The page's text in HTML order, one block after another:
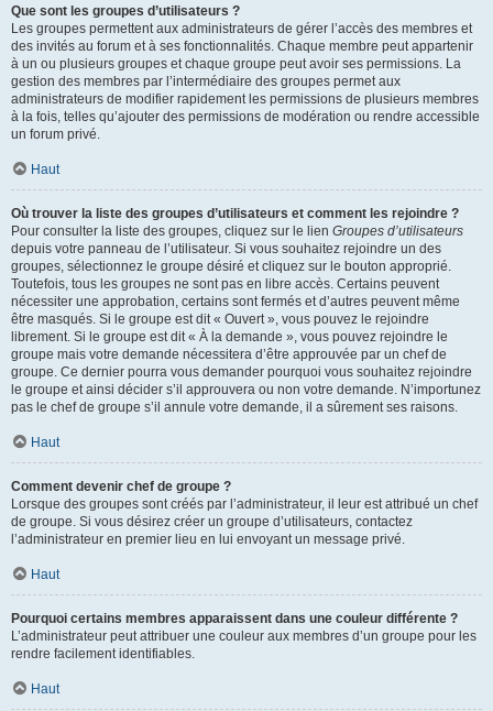
Que sont les groupes d’utilisateurs ?
Les groupes permettent aux administrateurs de gérer l’accès des membres et
des invités au forum et à ses fonctionnalités. Chaque membre peut appartenir
à un ou plusieurs groupes et chaque groupe peut avoir ses permissions. La
gestion des membres par l’intermédiaire des groupes permet aux
administrateurs de modifier rapidement les permissions de plusieurs membres
à la fois, telles qu’ajouter des permissions de modération ou rendre accessible
un forum privé.
Haut
Où trouver la liste des groupes d’utilisateurs et comment les rejoindre ?
Pour consulter la liste des groupes, cliquez sur le lien Groupes d’utilisateurs
depuis votre panneau de l’utilisateur. Si vous souhaitez rejoindre un des
groupes, sélectionnez le groupe désiré et cliquez sur le bouton approprié.
Toutefois, tous les groupes ne sont pas en libre accès. Certains peuvent
nécessiter une approbation, certains sont fermés et d’autres peuvent même
être masqués. Si le groupe est dit « Ouvert », vous pouvez le rejoindre
librement. Si le groupe est dit « À la demande », vous pouvez rejoindre le
groupe mais votre demande nécessitera d’être approuvée par un chef de
groupe. Ce dernier pourra vous demander pourquoi vous souhaitez rejoindre
le groupe et ainsi décider s’il approuvera ou non votre demande. N’importunez
pas le chef de groupe s’il annule votre demande, il a sûrement ses raisons.
Haut
Comment devenir chef de groupe ?
Lorsque des groupes sont créés par l’administrateur, il leur est attribué un chef
de groupe. Si vous désirez créer un groupe d’utilisateurs, contactez
l’administrateur en premier lieu en lui envoyant un message privé.
Haut
Pourquoi certains membres apparaissent dans une couleur différente ?
L’administrateur peut attribuer une couleur aux membres d’un groupe pour les
rendre facilement identifiables.
Haut